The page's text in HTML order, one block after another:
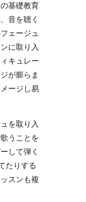
基礎教育
音を聴く
ェージュ
に取り入
キュレー
が膨らま
ージし易
を取り入
うことを
して弾く
たりする
スンも複